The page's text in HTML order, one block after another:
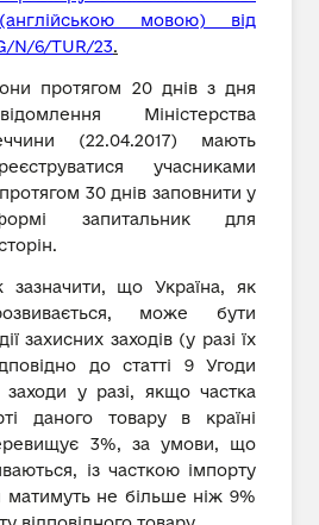
(англійською мовою) від
N/6/TUR/23.
протягом 20 днів з дня
Міністерства
(22.04.2017) мають
учасниками
30 днів заповнити у
запитальник для
зазначити, що Україна, як
може бути
захисних заходів (у разі їх
до статті 9 Угоди
у разі, якщо частка
даного товару в країні
3%, за умови, що
із часткою імпорту
не більше ніж 9%